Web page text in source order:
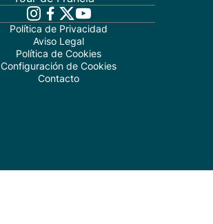
Política de Privacidad
Aviso Legal
Política de Cookies
Configuración de Cookies
Contacto